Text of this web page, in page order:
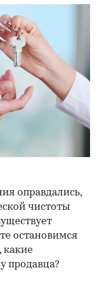
оправдались,
чистоты
остановимся
какие
продавца?